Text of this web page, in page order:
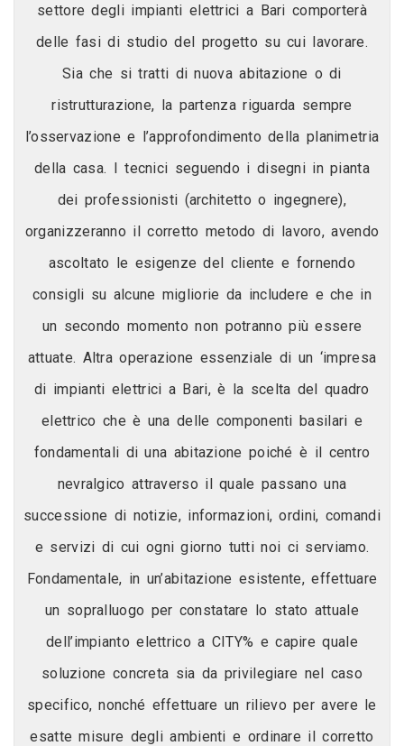
settore degli impianti elettrici a Bari comporterà
delle fasi di studio del progetto su cui lavorare.
Sia che si tratti di nuova abitazione o di
ristrutturazione, la partenza riguarda sempre
l’osservazione e l’approfondimento della planimetria
della casa. I tecnici seguendo i disegni in pianta
dei professionisti (architetto o ingegnere),
organizzeranno il corretto metodo di lavoro, avendo
ascoltato le esigenze del cliente e fornendo
consigli su alcune migliorie da includere e che in
un secondo momento non potranno più essere
attuate. Altra operazione essenziale di un ‘impresa
di impianti elettrici a Bari, è la scelta del quadro
elettrico che è una delle componenti basilari e
fondamentali di una abitazione poiché è il centro
nevralgico attraverso il quale passano una
successione di notizie, informazioni, ordini, comandi
e servizi di cui ogni giorno tutti noi ci serviamo.
Fondamentale, in un’abitazione esistente, effettuare
un sopralluogo per constatare lo stato attuale
dell’impianto elettrico a CITY% e capire quale
soluzione concreta sia da privilegiare nel caso
specifico, nonché effettuare un rilievo per avere le
esatte misure degli ambienti e ordinare il corretto